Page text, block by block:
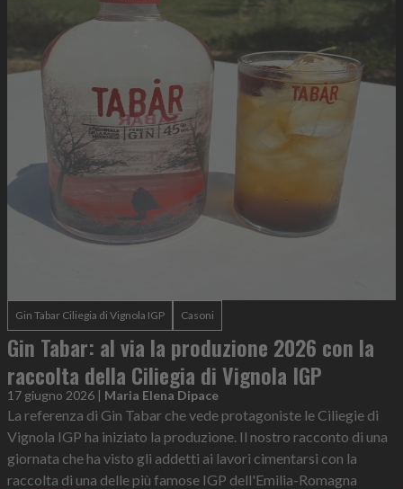
Gin Tabar Ciliegia di Vignola IGP Casoni
Gin Tabar: al via la produzione 2026 con la
raccolta della Ciliegia di Vignola IGP
17 giugno 2026 | Maria Elena Dipace
La referenza di Gin Tabar che vede protagoniste le Ciliegie di
Vignola IGP ha iniziato la produzione. Il nostro racconto di una
giornata che ha visto gli addetti ai lavori cimentarsi con la
raccolta di una delle più famose IGP dell'Emilia-Romagna